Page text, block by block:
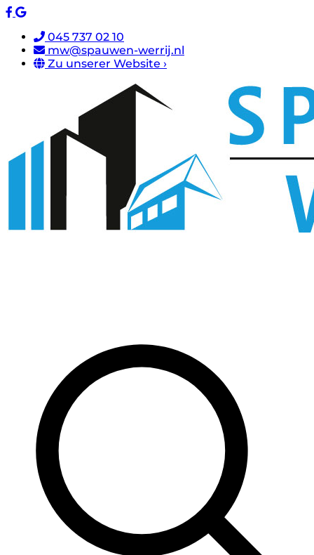
045 737 02 10
mw@spauwen-werrij.nl
Zu unserer Website ›